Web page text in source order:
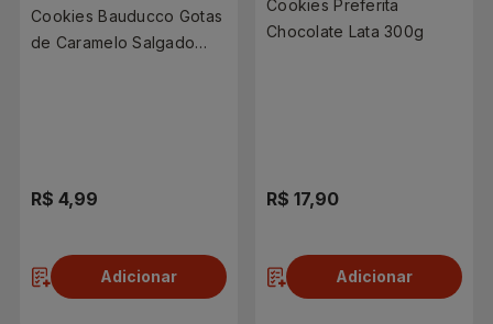
Cookies Bauducco Gotas
de Caramelo Salgado
R$ 4,99
Adicionar
Cookies Preferita
Chocolate Lata 300g
R$ 17,90
Adicionar